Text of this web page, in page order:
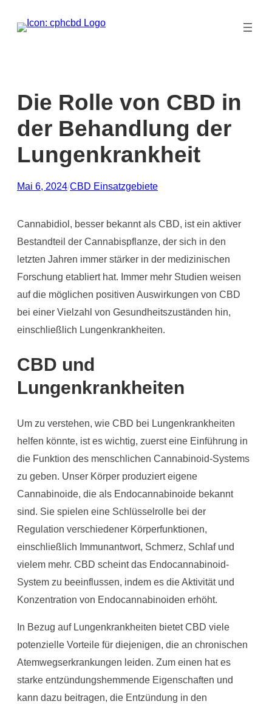
Inhalt
Die Rolle von CBD in
der Behandlung der
Lungenkrankheit
Mai 6, 2024/CBD Einsatzgebiete
Cannabidiol, besser bekannt als CBD, ist ein aktiver
Bestandteil der Cannabispflanze, der sich in den
letzten Jahren immer stärker in der medizinischen
Forschung etabliert hat. Immer mehr Studien weisen
auf die möglichen positiven Auswirkungen von CBD
bei einer Vielzahl von Gesundheitszuständen hin,
einschließlich Lungenkrankheiten.
CBD und
Lungenkrankheiten
Um zu verstehen, wie CBD bei Lungenkrankheiten
helfen könnte, ist es wichtig, zuerst eine Einführung in
die Funktion des menschlichen Cannabinoid-Systems
zu geben. Unser Körper produziert eigene
Cannabinoide, die als Endocannabinoide bekannt
sind. Sie spielen eine Schlüsselrolle bei der
Regulation verschiedener Körperfunktionen,
einschließlich Immunantwort, Schmerz, Schlaf und
vielem mehr. CBD scheint das Endocannabinoid-
System zu beeinflussen, indem es die Aktivität und
Konzentration von Endocannabinoiden erhöht.
In Bezug auf Lungenkrankheiten bietet CBD viele
potenzielle Vorteile für diejenigen, die an chronischen
Atemwegserkrankungen leiden. Zum einen hat es
starke entzündungshemmende Eigenschaften und
kann dazu beitragen, die Entzündung in den